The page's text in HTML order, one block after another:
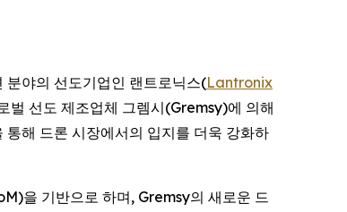
야의 선도기업인 랜트로닉스(Lantronix
벌 선도 제조업체 그렘시(Gremsy)에 의해
해 드론 시장에서의 입지를 더욱 강화하
을 기반으로 하며, Gremsy의 새로운 드